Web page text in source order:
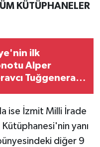
KÜTÜPHANELER
ilk
Alper
Tuğgeneral
ise İzmit Milli İrade
yanı
diğer 9